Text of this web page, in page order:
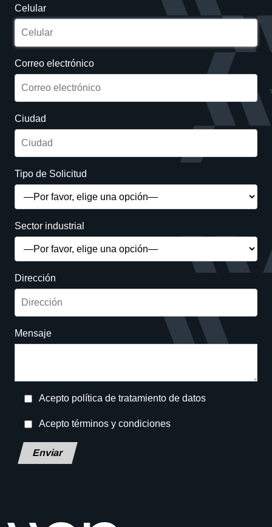
Celular
Correo electrónico
Ciudad
Tipo de Solicitud
Sector industrial
Dirección
Mensaje
Acepto política de tratamiento de datos
Acepto términos y condiciones
Deja este campo en blanco, por favor.